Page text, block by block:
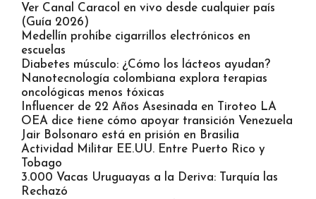
Ver Canal Caracol en vivo desde cualquier país
(Guía 2026)
Medellín prohíbe cigarrillos electrónicos en
escuelas
Diabetes músculo: ¿Cómo los lácteos ayudan?
Nanotecnología colombiana explora terapias
oncológicas menos tóxicas
Influencer de 22 Años Asesinada en Tiroteo LA
OEA dice tiene cómo apoyar transición Venezuela
Jair Bolsonaro está en prisión en Brasilia
Actividad Militar EE.UU. Entre Puerto Rico y
Tobago
3.000 Vacas Uruguayas a la Deriva: Turquía las
Rechazó